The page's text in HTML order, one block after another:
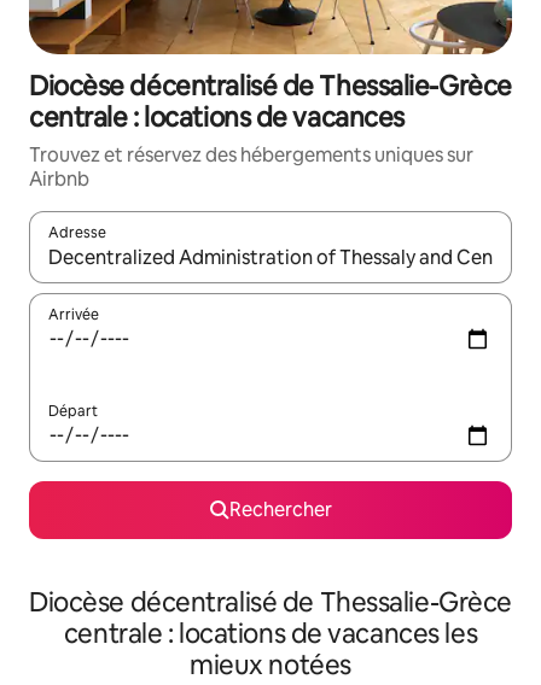
Diocèse décentralisé de Thessalie-Grèce
centrale : locations de vacances
Trouvez et réservez des hébergements uniques sur
Airbnb
Adresse
Lorsque les résultats s'affichent, utilisez les flèches vers le
Arrivée
Départ
Rechercher
Diocèse décentralisé de Thessalie-Grèce
centrale : locations de vacances les
mieux notées